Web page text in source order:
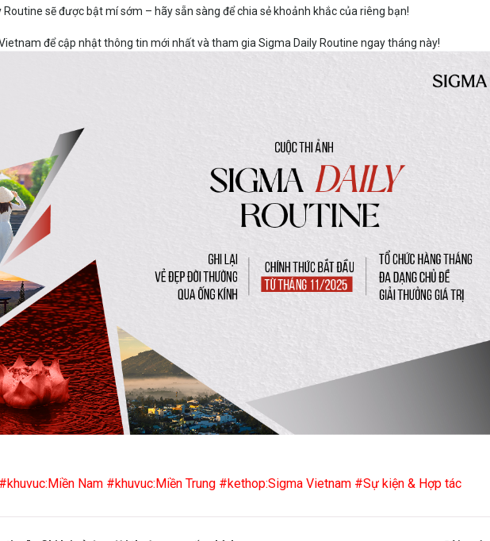
sẽ được bật mí sớm – hãy sẵn sàng để chia sẻ khoảnh khắc của riêng bạn!
để cập nhật thông tin mới nhất và tham gia Sigma Daily Routine ngay tháng này!
#khuvuc:Miền Nam #khuvuc:Miền Trung #kethop:Sigma Vietnam #Sự kiện & Hợp tác